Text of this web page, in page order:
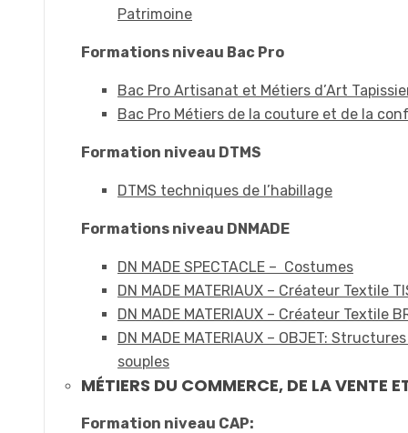
Patrimoine
Formations niveau Bac Pro
Bac Pro Artisanat et Métiers d’Art
Bac Pro Métiers de la couture et de la
Formation niveau DTMS
DTMS techniques de l’habillage
Formations niveau DNMADE
DN MADE SPECTACLE – Costumes
DN MADE MATERIAUX – Créateur Textile
DN MADE MATERIAUX – Créateur Textile
DN MADE MATERIAUX – OBJET:
souples
MÉTIERS DU COMMERCE, DE LA VENTE
Formation niveau CAP: